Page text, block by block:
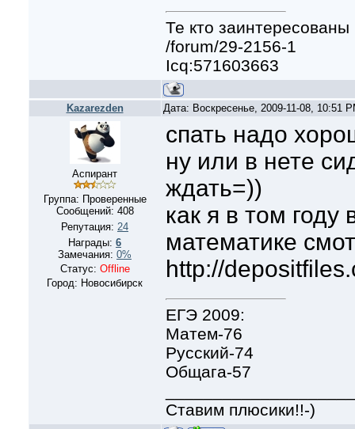
Те кто заинтересованы
/forum/29-2156-1
Icq:571603663
Kazarezden Дата: Воскресенье, 2009-11-08, 10:51
Аспирант
Группа: Проверенные
Сообщений: 408
Репутация: 24
Награды: 6
Замечания: 0%
Статус: Offline
Город: Новосибирск
спать надо
ну или в нете
ждать=))
как я в том году
математике
http://
ЕГЭ 2009:
Матем-76
Русский-74
Общага-57
Ставим плюсики!!-)